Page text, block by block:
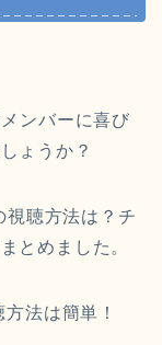
ンバーに喜び
ょうか？
視聴方法は？チ
とめました。
法は簡単！